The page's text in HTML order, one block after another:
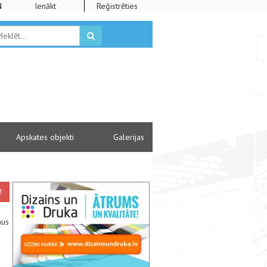
Ienākt Reģistrēties
Apskates objekti Galerijas